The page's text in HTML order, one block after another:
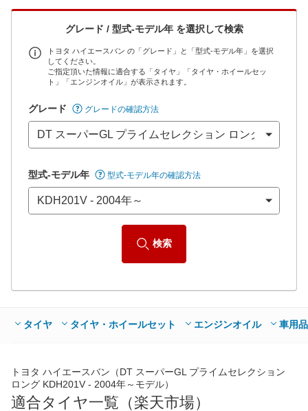
全国平均の車検価格 *
73,850円
楽天Car車検で
店舗を検索
*当該価格は車種別の価格となります。
グレード / 型式-モデル年 を選択して検索
トヨタ ハイエースバン の「グレード」と「型式-モデル年」を選択
してください。
ご指定頂いた情報に適合する「タイヤ」「タイヤ・ホイールセッ
ト」「エンジンオイル」が表示されます。
グレード グレードの確認方法
型式-モデル年 型式-モデル年の確認方法
検索
タイヤ タイヤ・ホイールセット エンジンオイル 車用品
トヨタ ハイエースバン（DT スーパーGL プライムセレクション
ロング KDH201V - 2004年～モデル）
適合タイヤ一覧（楽天市場）